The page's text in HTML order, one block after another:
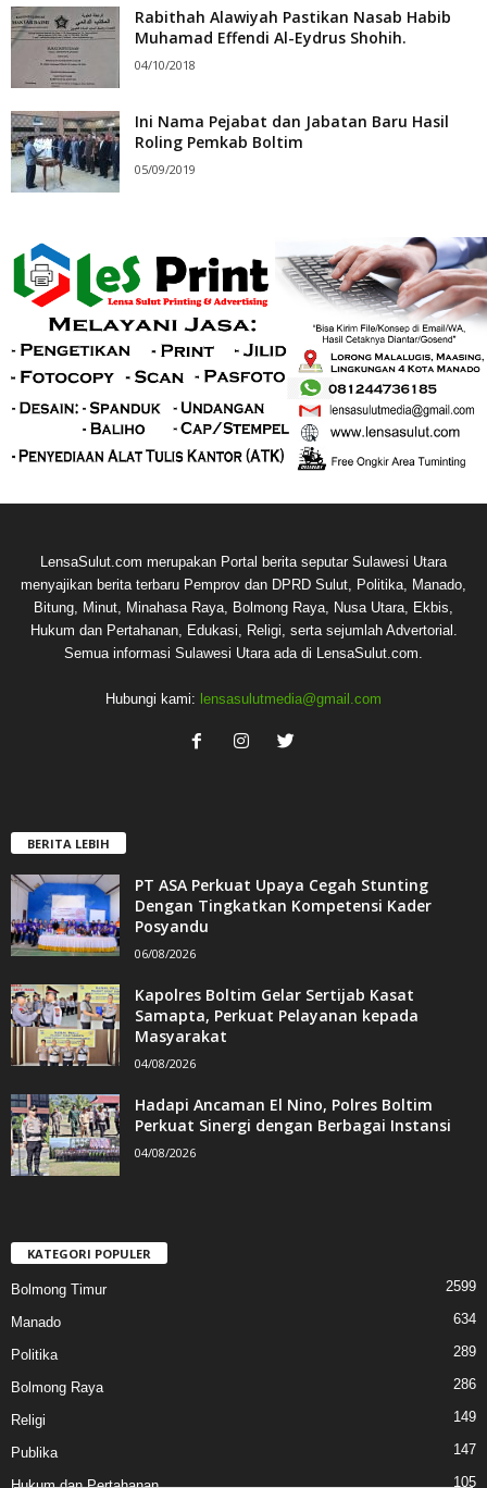
Rabithah Alawiyah Pastikan Nasab Habib
Muhamad Effendi Al-Eydrus Shohih.
04/10/2018
Ini Nama Pejabat dan Jabatan Baru Hasil
Roling Pemkab Boltim
05/09/2019
LensaSulut.com merupakan Portal berita seputar Sulawesi Utara
menyajikan berita terbaru Pemprov dan DPRD Sulut, Politika, Manado,
Bitung, Minut, Minahasa Raya, Bolmong Raya, Nusa Utara, Ekbis,
Hukum dan Pertahanan, Edukasi, Religi, serta sejumlah Advertorial.
Semua informasi Sulawesi Utara ada di LensaSulut.com.
Hubungi kami: lensasulutmedia@gmail.com
BERITA LEBIH
PT ASA Perkuat Upaya Cegah Stunting
Dengan Tingkatkan Kompetensi Kader
Posyandu
06/08/2026
Kapolres Boltim Gelar Sertijab Kasat
Samapta, Perkuat Pelayanan kepada
Masyarakat
04/08/2026
Hadapi Ancaman El Nino, Polres Boltim
Perkuat Sinergi dengan Berbagai Instansi
04/08/2026
KATEGORI POPULER
Bolmong Timur 2599
Manado 634
Politika 289
Bolmong Raya 286
Religi 149
Publika 147
105